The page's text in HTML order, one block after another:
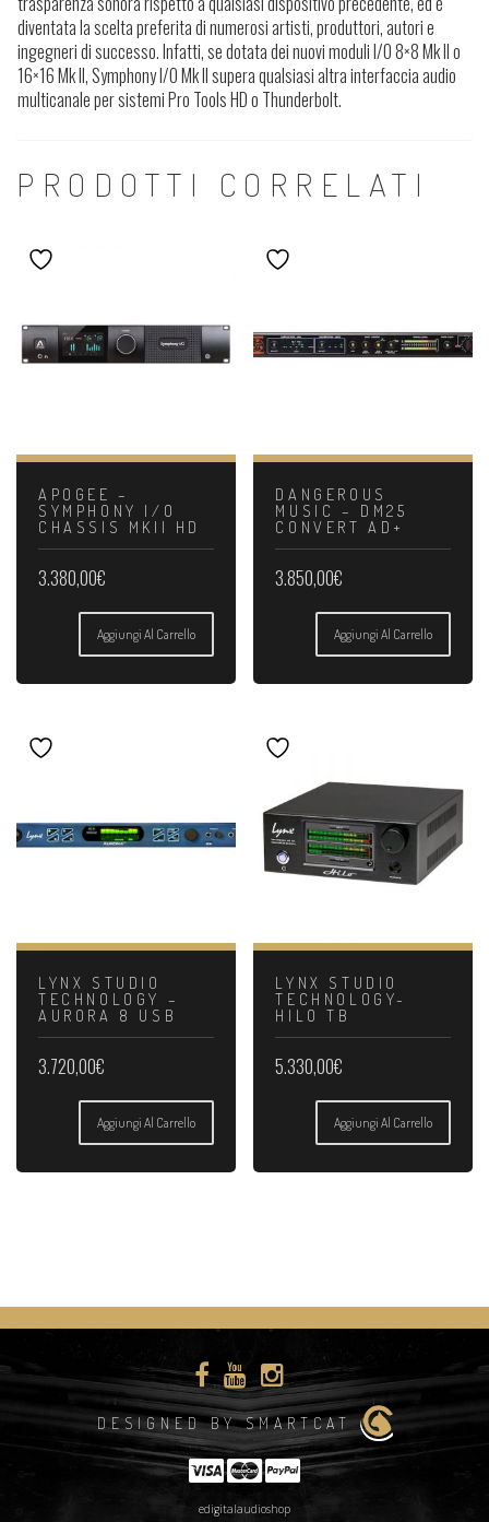
diventata la scelta preferita di numerosi artisti, produttori, autori e
ingegneri di successo. Infatti, se dotata dei nuovi moduli I/O 8×8 Mk II o
16×16 Mk II, Symphony I/O Mk II supera qualsiasi altra interfaccia audio
multicanale per sistemi Pro Tools HD o Thunderbolt.
PRODOTTI CORRELATI
APOGEE –
SYMPHONY I/O
CHASSIS MKII HD
3.380,00€
Aggiungi Al Carrello
DANGEROUS
MUSIC – DM25
CONVERT AD+
3.850,00€
Aggiungi Al Carrello
LYNX STUDIO
TECHNOLOGY –
AURORA 8 USB
3.720,00€
Aggiungi Al Carrello
LYNX STUDIO
TECHNOLOGY-
HILO TB
5.330,00€
Aggiungi Al Carrello
DESIGNED BY SMARTCAT
edigitalaudioshop